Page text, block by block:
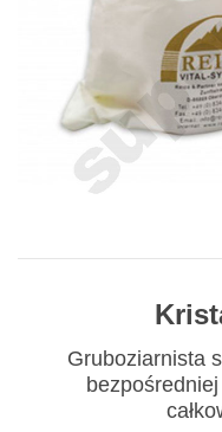
Gruboziarnista